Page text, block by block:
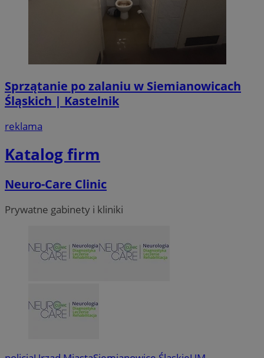
Sprzątanie po zalaniu w Siemianowicach
Śląskich | Kastelnik
reklama
Katalog firm
Neuro-Care Clinic
Prywatne gabinety i kliniki